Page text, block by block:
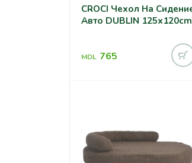
CROCI Чехол На Сидение
Авто DUBLIN 125x120cm
MDL 765